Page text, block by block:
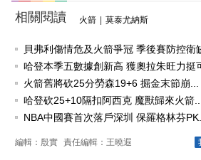
相關閱讀 火箭 莫泰尤納斯
貝弗利傷情危及火箭爭冠 季後賽防控衛
哈登本季五數據創新高 獲奧拉朱旺力挺
火箭舊將砍25分勞森19+6 掘金末節崩...
哈登砍25+10隔扣阿西克 魔獸歸來火箭
NBA中國賽首次落戶深圳 保羅格林芬
編輯：殷實 責任編輯：王曉遐